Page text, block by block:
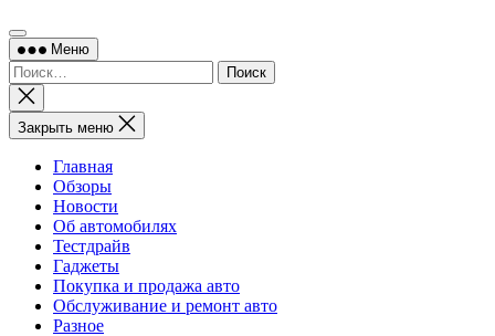
Меню
Найти:
Закрыть
поиск
Закрыть меню
Главная
Обзоры
Новости
Об автомобилях
Тестдрайв
Гаджеты
Покупка и продажа авто
Обслуживание и ремонт авто
Разное